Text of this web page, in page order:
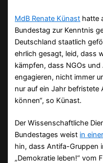
MdB Renate Künast hatte
Bundestag zur Kenntnis
Deutschland staatlich
ehrlich gesagt, leid, dass
kämpfen, dass NGOs
engagieren, nicht immer
nur auf ein Jahr befristete
können“, so Künast.
Der Wissenschaftliche
Bundestages weist in
hin, dass Antifa-Gruppen
„Demokratie leben!“ vom